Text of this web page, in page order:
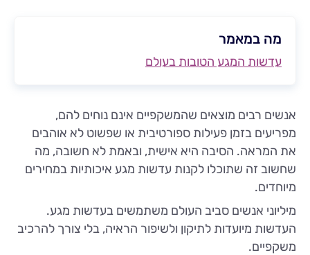
מה במאמר
עדשות המגע הטובות בעולם
אנשים רבים מוצאים שהמשקפיים אינם נוחים להם,
מפריעים בזמן פעילות ספורטיבית או שפשוט לא אוהבים
את המראה. הסיבה היא אישית, ובאמת לא חשובה, מה
שחשוב זה שתוכלו לקנות עדשות מגע איכותיות במחירים
מיוחדים.
מיליוני אנשים סביב העולם משתמשים בעדשות מגע.
העדשות מיועדות לתיקון ולשיפור הראיה, בלי צורך להרכיב
משקפיים.